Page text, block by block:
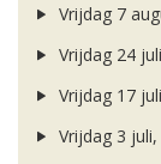
Vrijdag 7
Vrijdag 24
Vrijdag 17
Vrijdag 3